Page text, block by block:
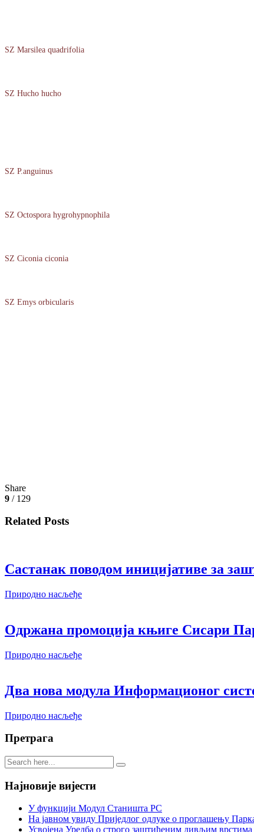
SZ Marsilea quadrifolia
SZ Hucho hucho
SZ P.anguinus
SZ Octospora hygrohypnophila
SZ Ciconia ciconia
SZ Emys orbicularis
Share
9 / 129
Related Posts
Састанак поводом иницијативе за
Природно насљеђе
Одржана промоција књиге Сисари
Природно насљеђе
Два нова модула Информационог
Природно насљеђе
Претрага
Најновије вијести
У функцији Модул Станишта РС
На јавном увиду Приједлог oдлуке о проглашењу
Усвојена Уредба о строго заштићеним дивљим